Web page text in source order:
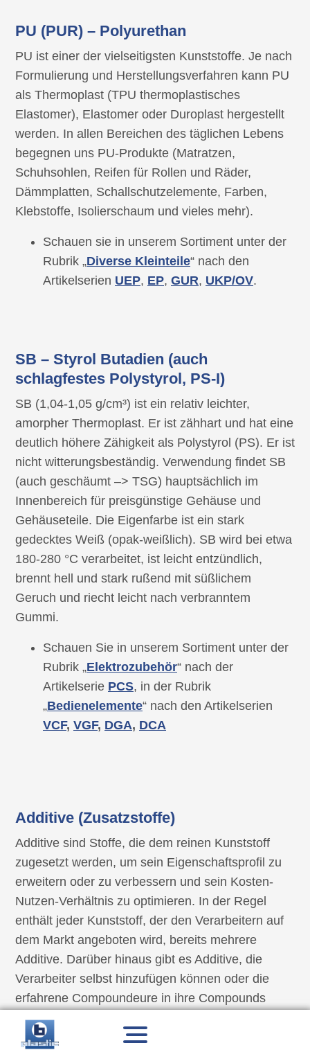
Menü
PU (PUR) – Polyurethan
PU ist einer der vielseitigsten Kunststoffe. Je nach
Formulierung und Herstellungsverfahren kann PU
als Thermoplast (TPU thermoplastisches
Elastomer), Elastomer oder Duroplast hergestellt
werden. In allen Bereichen des täglichen Lebens
begegnen uns PU-Produkte (Matratzen,
Schuhsohlen, Reifen für Rollen und Räder,
Dämmplatten, Schallschutzelemente, Farben,
Klebstoffe, Isolierschaum und vieles mehr).
Schauen sie in unserem Sortiment unter der
Rubrik „Diverse Kleinteile“ nach den
Artikelserien UEP, EP, GUR, UKP/OV.
SB – Styrol Butadien (auch
schlagfestes Polystyrol, PS-I)
SB (1,04-1,05 g/cm³) ist ein relativ leichter,
amorpher Thermoplast. Er ist zähhart und hat eine
deutlich höhere Zähigkeit als Polystyrol (PS). Er ist
nicht witterungsbeständig. Verwendung findet SB
(auch geschäumt –> TSG) hauptsächlich im
Innenbereich für preisgünstige Gehäuse und
Gehäuseteile. Die Eigenfarbe ist ein stark
gedecktes Weiß (opak-weißlich). SB wird bei etwa
180-280 °C verarbeitet, ist leicht entzündlich,
brennt hell und stark rußend mit süßlichem
Geruch und riecht leicht nach verbranntem
Gummi.
Schauen Sie in unserem Sortiment unter der
Rubrik „Elektrozubehör“ nach der
Artikelserie PCS, in der Rubrik
„Bedienelemente“ nach den Artikelserien
VCF, VGF, DGA, DCA
Additive (Zusatzstoffe)
Additive sind Stoffe, die dem reinen Kunststoff
zugesetzt werden, um sein Eigenschaftsprofil zu
erweitern oder zu verbessern und sein Kosten-
Nutzen-Verhältnis zu optimieren. In der Regel
enthält jeder Kunststoff, der den Verarbeitern auf
dem Markt angeboten wird, bereits mehrere
Additive. Darüber hinaus gibt es Additive, die
Verarbeiter selbst hinzufügen können oder die
erfahrene Compoundeure in ihre Compounds
einarbeiten können. Additive werden im
Wesentlichen nach ihrer Funktion in die folgenden